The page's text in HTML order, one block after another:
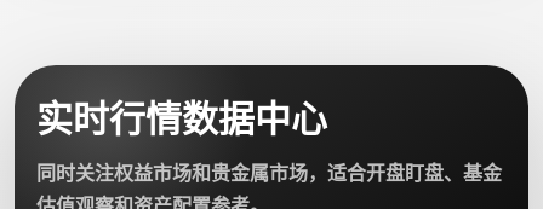
实时行情数据中心
同时关注权益市场和贵金属市场，适合开盘盯盘、基金